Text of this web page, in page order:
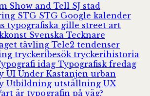
Show and Tell SJ stad
STG STG Google kalender
typografiska gille street art
Svenska Tecknare
tävling Tele2 tendenser
tryckeribesök tryckerihistoria
idag Typografisk fredag
UI Under Kastanjen urban
Utbildning utställning UX
är typografin på väg?